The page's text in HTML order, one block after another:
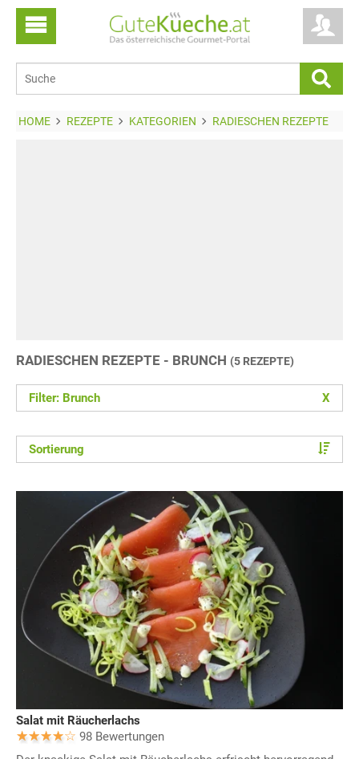
HOME REZEPTE KATEGORIEN RADIESCHEN REZEPTE
RADIESCHEN REZEPTE - BRUNCH (5 REZEPTE)
Filter: Brunch X
Sortierung
Salat mit Räucherlachs
98 Bewertungen